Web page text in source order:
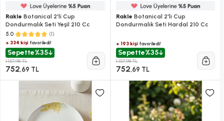
Rakle Botanical 2'li Cup
Dondurmalık Seti Yeşil 210 Cc
5.0 (1)
+ 334 kişi favoriledi!
Sepette%35
1.157,98 TL
752,69 TL
Rakle Botanical 2'li Cup
Dondurmalık Seti Hardal 210 Cc
+ 193 kişifavoriledi!
Sepette%35
1.157,98 TL
752,69 TL